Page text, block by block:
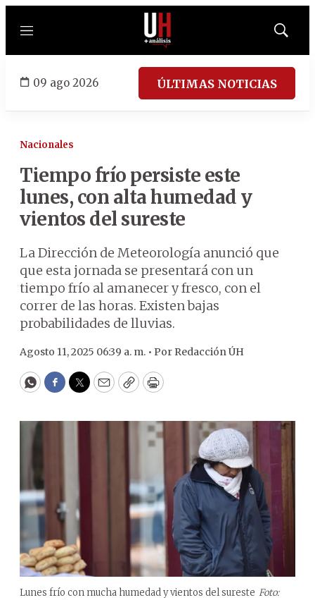
Menú
Mostrar
09 ago 2026 ÚLTIMAS NOTICIAS
Nacionales
Tiempo frío persiste este
lunes, con alta humedad y
vientos del sureste
La Dirección de Meteorología anunció que
que esta jornada se presentará con un
tiempo frío al amanecer y fresco, con el
correr de las horas. Existen bajas
probabilidades de lluvias.
Agosto 11, 2025 06:39 a. m. • Por Redacción ÚH
WhatsApp
Facebook
Twitter
EmailCopyPrint
Lunes frío con mucha humedad y vientos del sureste Foto: